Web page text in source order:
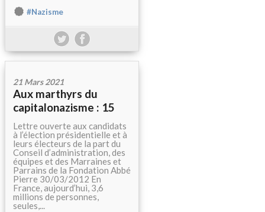
#Nazisme
21 Mars 2021
Aux marthyrs du
capitalonazisme : 15
Lettre ouverte aux candidats
à l’élection présidentielle et à
leurs électeurs de la part du
Conseil d’administration, des
équipes et des Marraines et
Parrains de la Fondation Abbé
Pierre 30/03/2012 En
France, aujourd’hui, 3,6
millions de personnes,
seules,...